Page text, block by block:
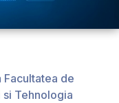
Facultatea de
Tehnologia